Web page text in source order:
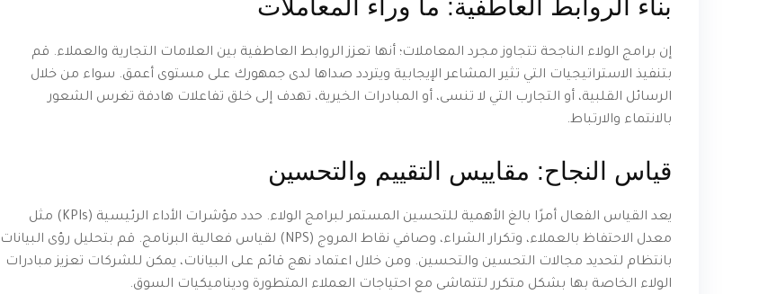
بناء الروابط العاطفية: ما وراء المعاملات
إن برامج الولاء الناجحة تتجاوز مجرد المعاملات؛ أنها تعزز الروابط العاطفية بين العلامات التجارية والعملاء. قم
بتنفيذ الاستراتيجيات التي تثير المشاعر الإيجابية ويتردد صداها لدى جمهورك على مستوى أعمق. سواء من خلال
الرسائل القلبية، أو التجارب التي لا تنسى، أو المبادرات الخيرية، تهدف إلى خلق تفاعلات هادفة تغرس الشعور
بالانتماء والارتباط.
قياس النجاح: مقاييس التقييم والتحسين
يعد القياس الفعال أمرًا بالغ الأهمية للتحسين المستمر لبرامج الولاء. حدد مؤشرات الأداء الرئيسية (KPIs) مثل
معدل الاحتفاظ بالعملاء، وتكرار الشراء، وصافي نقاط المروج (NPS) لقياس فعالية البرنامج. قم بتحليل رؤى البيانات
بانتظام لتحديد مجالات التحسين والتحسين. ومن خلال اعتماد نهج قائم على البيانات، يمكن للشركات تعزيز مبادرات
الولاء الخاصة بها بشكل متكرر لتتماشى مع احتياجات العملاء المتطورة وديناميكيات السوق.